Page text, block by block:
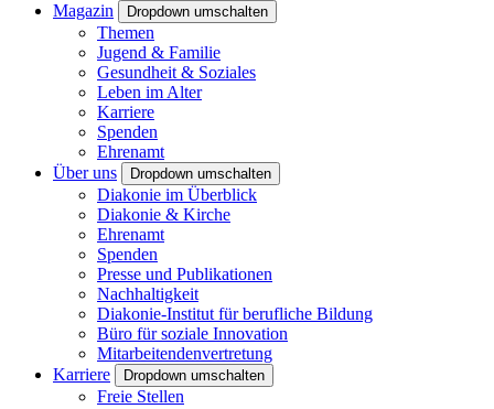
Magazin
Dropdown umschalten
Themen
Jugend & Familie
Gesundheit & Soziales
Leben im Alter
Karriere
Spenden
Ehrenamt
Über uns
Dropdown umschalten
Diakonie im Überblick
Diakonie & Kirche
Ehrenamt
Spenden
Presse und Publikationen
Nachhaltigkeit
Diakonie-Institut für berufliche Bildung
Büro für soziale Innovation
Mitarbeitendenvertretung
Karriere
Dropdown umschalten
Freie Stellen